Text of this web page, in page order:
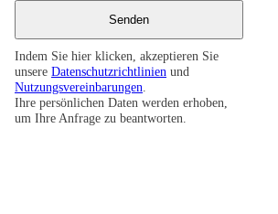
Indem Sie hier klicken, akzeptieren Sie
unsere Datenschutzrichtlinien und
Nutzungsvereinbarungen
Ihre persönlichen Daten werden erhoben,
um Ihre Anfrage zu beantworten.